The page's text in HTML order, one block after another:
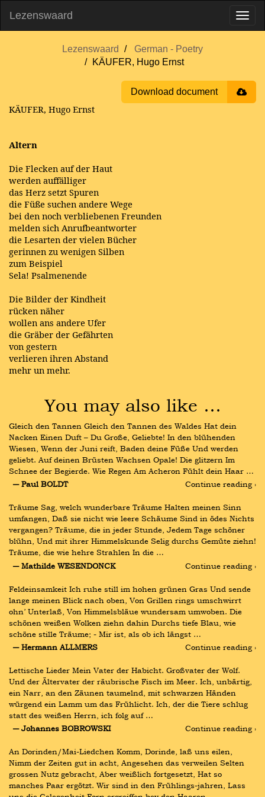
Lezenswaard
Lezenswaard
German - Poetry
KÄUFER, Hugo Ernst
Download document
KÄUFER, Hugo Ernst
Altern
Die Flecken auf der Haut
werden auffälliger
das Herz setzt Spuren
die Füße suchen andere Wege
bei den noch verbliebenen Freunden
melden sich Anrufbeantworter
die Lesarten der vielen Bücher
gerinnen zu wenigen Silben
zum Beispiel
Sela! Psalmenende
Die Bilder der Kindheit
rücken näher
wollen ans andere Ufer
die Gräber der Gefährten
von gestern
verlieren ihren Abstand
mehr un mehr.
You may also like …
Gleich den Tannen Gleich den Tannen des Waldes Hat dein
Nacken Einen Duft – Du Große, Geliebte! In den blühenden
Wiesen, Wenn der Juni reift, Baden deine Füße Und werden
geliebt. Auf deinen Brüsten Wachsen Opale! Die glitzern Im
Schnee der Begierde. Wie Regen Am Acheron Fühlt dein Haar …
― Paul BOLDT
Continue reading ›
Träume Sag, welch wunderbare Träume Halten meinen Sinn
umfangen, Daß sie nicht wie leere Schäume Sind in ödes Nichts
vergangen? Träume, die in jeder Stunde, Jedem Tage schöner
blühn, Und mit ihrer Himmelskunde Selig durchs Gemüte ziehn!
Träume, die wie hehre Strahlen In die …
― Mathilde WESENDONCK
Continue reading ›
Feldeinsamkeit Ich ruhe still im hohen grünen Gras Und sende
lange meinen Blick nach oben, Von Grillen rings umschwirrt
ohn’ Unterlaß, Von Himmelsbläue wundersam umwoben. Die
schönen weißen Wolken ziehn dahin Durchs tiefe Blau, wie
schöne stille Träume; - Mir ist, als ob ich längst …
― Hermann ALLMERS
Continue reading ›
Lettische Lieder Mein Vater der Habicht. Großvater der Wolf.
Und der Ältervater der räubrische Fisch im Meer. Ich, unbärtig,
ein Narr, an den Zäunen taumelnd, mit schwarzen Händen
würgend ein Lamm um das Frühlicht. Ich, der die Tiere schlug
statt des weißen Herrn, ich folg auf …
― Johannes BOBROWSKI
Continue reading ›
An Dorinden/Mai-Liedchen Komm, Dorinde, laß uns eilen,
Nimm der Zeiten gut in acht, Angesehen das verweilen Selten
grossen Nutz gebracht, Aber weißlich fortgesetzt, Hat so
manches Paar ergötzt. Wir sind in den Frühlings-jahren, Lass